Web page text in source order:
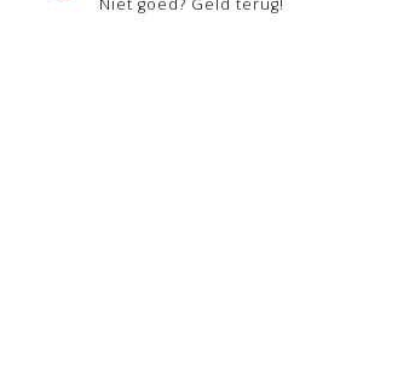
Niet goed? Geld terug!